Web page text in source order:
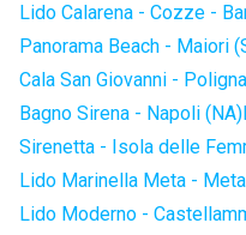
Lido Calarena - Cozze -
Panorama Beach - Maiori
Cala San Giovanni -
Bagno Sirena - Napoli (NA)
Sirenetta - Isola delle
Lido Marinella Meta -
Lido Moderno -